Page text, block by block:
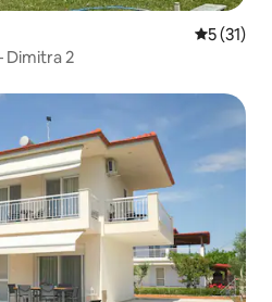
5 de uma
5 (31)
2